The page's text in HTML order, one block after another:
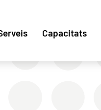
Capacitats